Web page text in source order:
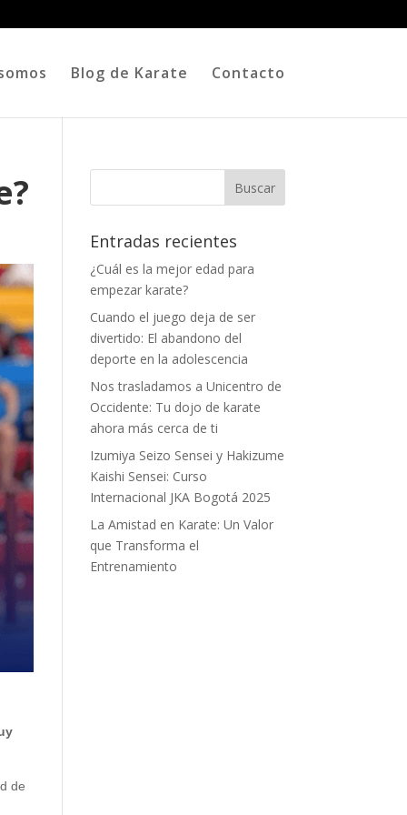
Blog de Karate Contacto
de
Entradas recientes
¿Cuál es la mejor edad para
empezar karate?
Cuando el juego deja de ser
divertido: El abandono del
deporte en la adolescencia
Nos trasladamos a Unicentro de
Occidente: Tu dojo de karate
ahora más cerca de ti
Izumiya Seizo Sensei y Hakizume
Kaishi Sensei: Curso
Internacional JKA Bogotá 2025
La Amistad en Karate: Un Valor
que Transforma el
Entrenamiento